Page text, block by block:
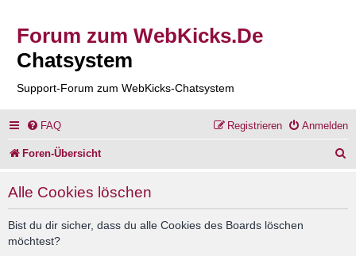
Forum zum WebKicks.De
Chatsystem
Support-Forum zum WebKicks-Chatsystem
FAQ Anmelden
Registrieren
Foren-Übersicht
Alle Cookies löschen
Bist du dir sicher, dass du alle Cookies des Boards löschen
möchtest?